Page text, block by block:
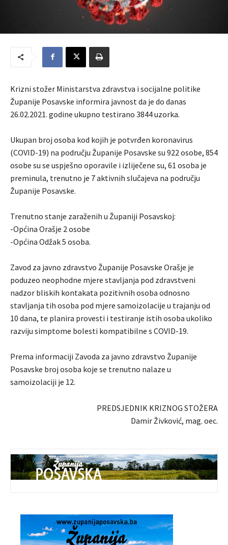
Krizni stožer Ministarstva zdravstva i socijalne politike
Županije Posavske informira javnost da je do danas
26.02.2021. godine ukupno testirano 3844 uzorka.
Ukupan broj osoba kod kojih je potvrđen koronavirus
(COVID-19) na području Županije Posavske su 922 osobe, 854
osobe su se uspješno oporavile i izliječene su, 61 osoba je
preminula, trenutno je 7 aktivnih slučajeva na području
Županije Posavske.
Trenutno stanje zaraženih u Županiji Posavskoj:
-Općina Orašje 2 osobe
-Općina Odžak 5 osoba.
Zavod za javno zdravstvo Županije Posavske Orašje je
poduzeo neophodne mjere stavljanja pod zdravstveni
nadzor bliskih kontakata pozitivnih osoba odnosno
stavljanja tih osoba pod mjere samoizolacije u trajanju od
10 dana, te planira provesti i testiranje istih osoba ukoliko
razviju simptome bolesti kompatibilne s COVID-19.
Prema informaciji Zavoda za javno zdravstvo Županije
Posavske broj osoba koje se trenutno nalaze u
samoizolaciji je 12.
PREDSJEDNIK KRIZNOG STOŽERA
Damir Živković, mag. oec.